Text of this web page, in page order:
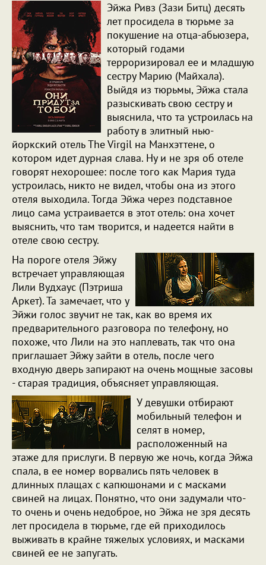
Эйжа Ривз (Зази Битц) десять
лет просидела в тюрьме за
покушение на отца-абьюзера,
который годами
терроризировал ее и младшую
сестру Марию (Майхала).
Выйдя из тюрьмы, Эйжа стала
разыскивать свою сестру и
выяснила, что та устроилась на
работу в элитный нью-
йоркский отель The Virgil на Манхэттене, о
котором идет дурная слава. Ну и не зря об отеле
говорят нехорошее: после того как Мария туда
устроилась, никто не видел, чтобы она из этого
отеля выходила. Тогда Эйжа через подставное
лицо сама устраивается в этот отель: она хочет
выяснить, что там творится, и надеется найти в
отеле свою сестру.
На пороге отеля Эйжу
встречает управляющая
Лили Вудхаус (Пэтриша
Аркет). Та замечает, что у
Эйжи голос звучит не так, как во время их
предварительного разговора по телефону, но
похоже, что Лили на это наплевать, так что она
приглашает Эйжу зайти в отель, после чего
входную дверь запирают на очень мощные засовы
- старая традиция, объясняет управляющая.
У девушки отбирают
мобильный телефон и
селят в номер,
расположенный на
этаже для прислуги. В первую же ночь, когда Эйжа
спала, в ее номер ворвались пять человек в
длинных плащах с капюшонами и с масками
свиней на лицах. Понятно, что они задумали что-
то очень и очень недоброе, но Эйжа не зря десять
лет просидела в тюрьме, где ей приходилось
выживать в крайне тяжелых условиях, и масками
свиней ее не запугать.